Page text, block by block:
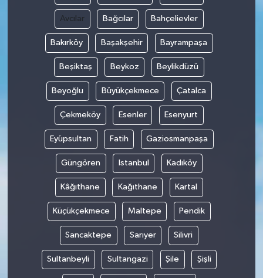
Avcılar Bağcılar Bahçelievler
Bakırköy Başakşehir Bayrampaşa
Beşiktaş Beykoz Beylikdüzü
Beyoğlu Büyükçekmece Çatalca
Çekmeköy Esenler Esenyurt
Eyüpsultan Fatih Gaziosmanpaşa
Güngören Istanbul Kadıköy
Kâğıthane Kağıthane Kartal
Küçükçekmece Maltepe Pendik
Sancaktepe Sarıyer Silivri
Sultanbeyli Sultangazi Şile Şişli